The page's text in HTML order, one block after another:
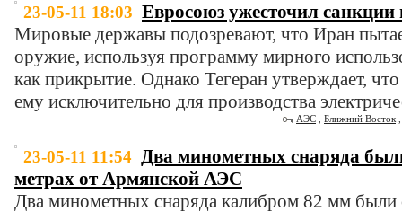
23-05-11 18:03 Евросоюз ужесточил
Мировые державы подозревают, что Иран
оружие, используя программу мирного
как прикрытие. Однако Тегеран утверждает,
ему исключительно для производства
АЭС Ближний Восток
23-05-11 11:54 Два минометных снаряда
метрах от Армянской АЭС
Два минометных снаряда калибром 82 мм